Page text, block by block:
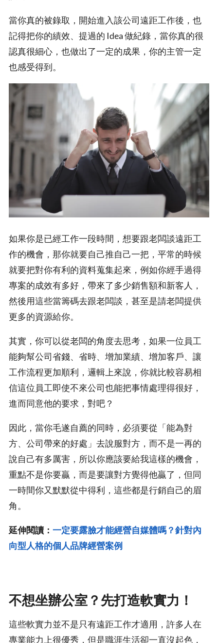
當你真的被錄取，開始進入該公司遠距工作後，也
記得把你的績效、提過的 Idea 做紀錄，當你真的很
認真很細心，也做出了一定的成果，你的主管一定
也感受得到。
如果你是已經工作一段時間，想要跟老闆談遠距工
作的機會，那你就要自己推自己一把，平常的時候
就要把對你有利的資料蒐集起來，例如你經手過得
專案的成效有多好，帶來了多少銷售額和新客人，
然後用這些當籌碼去跟老闆談，甚至是請老闆提供
更多的資源給你。
其實，你可以從老闆的角度去思考，如果一位員工
能夠幫公司省錢、省時、增加業績、增加客戶、讓
工作流程更加順利，邏輯上來說，你就比較容易相
信這位員工即使不來公司也能把事情處理得很好，
進而同意他的要求，對吧？
因此，當你毛遂自薦的同時，必須要從「能為對
方、公司帶來的好處」去說服對方，而不是一再的
說自己有多厲害，所以你應該要給我這樣的機會，
重點不是你要贏，而是要讓對方覺得他贏了，但同
一時間你又默默從中得利，這些都是行銷自己的眉
角。
延伸閱讀： 一定要露臉才能經營自媒體嗎？針對內
向型人格的個人品牌經營案例
不想坐辦公室？先打造軟實力！
這些軟實力並不是只有遠距工作才適用，許多人在
專業能力上很優秀，但是職涯生活卻一直沒起色，